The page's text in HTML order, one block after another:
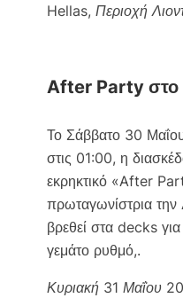
Hellas, Περιοχή
After Party στο
Το Σάββατο 30
στις 01:00, η
εκρηκτικό «After
πρωταγωνίστρια
βρεθεί στα decks
γεμάτο ρυθμό,.
Κυριακή 31 Μαΐου